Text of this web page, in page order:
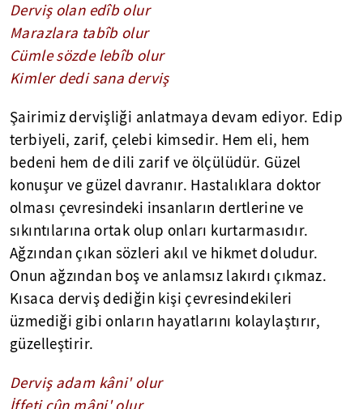
Derviş olan edîb olur
Marazlara tabîb olur
Cümle sözde lebîb olur
Kimler dedi sana derviş
Şairimiz dervişliği anlatmaya devam ediyor. Edip
terbiyeli, zarif, çelebi kimsedir. Hem eli, hem
bedeni hem de dili zarif ve ölçülüdür. Güzel
konuşur ve güzel davranır. Hastalıklara doktor
olması çevresindeki insanların dertlerine ve
sıkıntılarına ortak olup onları kurtarmasıdır.
Ağzından çıkan sözleri akıl ve hikmet doludur.
Onun ağzından boş ve anlamsız lakırdı çıkmaz.
Kısaca derviş dediğin kişi çevresindekileri
üzmediği gibi onların hayatlarını kolaylaştırır,
güzelleştirir.
Derviş adam kâni' olur